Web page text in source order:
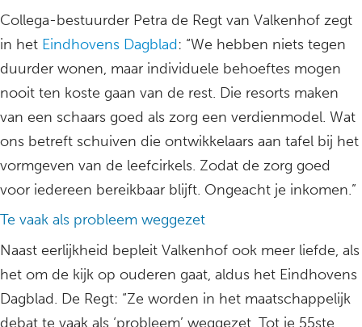
Collega-bestuurder Petra de Regt van Valkenhof zegt
in het Eindhovens Dagblad: “We hebben niets tegen
duurder wonen, maar individuele behoeftes mogen
nooit ten koste gaan van de rest. Die resorts maken
van een schaars goed als zorg een verdienmodel. Wat
ons betreft schuiven die ontwikkelaars aan tafel bij het
vormgeven van de leefcirkels. Zodat de zorg goed
voor iedereen bereikbaar blijft. Ongeacht je inkomen.”
Te vaak als probleem weggezet
Naast eerlijkheid bepleit Valkenhof ook meer liefde, als
het om de kijk op ouderen gaat, aldus het Eindhovens
Dagblad. De Regt: “Ze worden in het maatschappelijk
debat te vaak als ‘probleem’ weggezet. Tot je 55ste